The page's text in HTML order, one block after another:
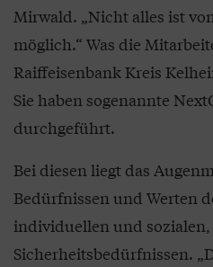
Mirwald. „Nicht alles ist
möglich.“ Was die
Raiffeisenbank Kreis
Sie haben sogenannte
durchgeführt.
Bei diesen liegt das
Bedürfnissen und Werten
individuellen und sozialen,
Sicherheitsbedürfnissen.